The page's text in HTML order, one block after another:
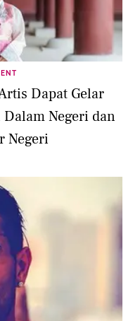
Dapat Gelar
Negeri dan
Negeri